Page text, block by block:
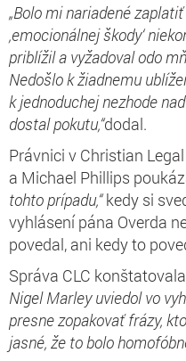
„Bolo mi nariadené
,emocionálnej škody‘
priblížil a vyžadoval odo
Nedošlo k žiadnemu
k jednoduchej nezhode
dostal pokutu,“dodal.
Právnici v Christian
a Michael Phillips
tohto prípadu,“kedy si
vyhlásení pána Overda
povedal, ani kedy to
Správa CLC
Nigel Marley uviedol vo
presne zopakovať frázy,
jasné, že to bolo